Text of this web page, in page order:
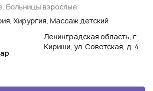
Больницы взрослые
Хирургия, Массаж детский
Ленинградская область, г.
Кириши, ул. Советская, д. 4